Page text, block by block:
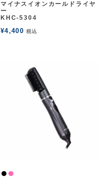
マイナスイオンカールドライヤ
ー
KHC-5304
¥4,400 税込
黒 ピンク